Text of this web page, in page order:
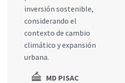
inversión sostenible,
considerando el
contexto de cambio
climático y expansión
urbana.
MD PISAC